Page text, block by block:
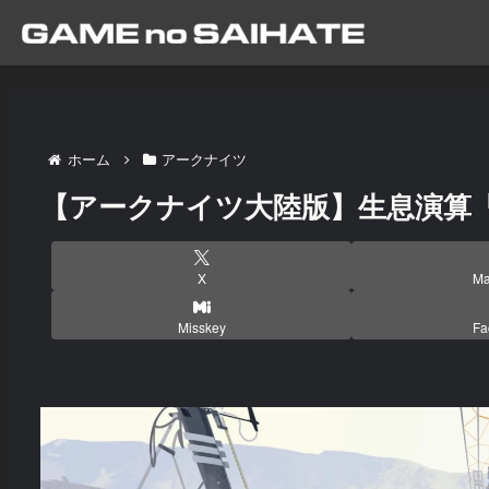
ホーム アークナイツ
【アークナイツ大陸版】生息演
X
Misskey